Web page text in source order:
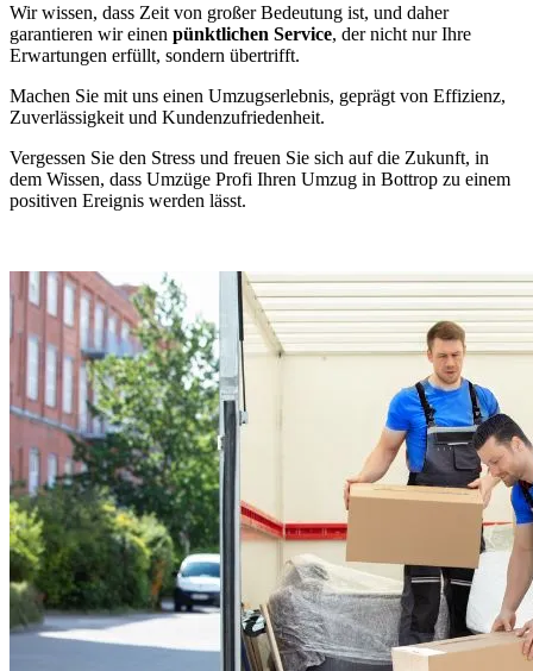
Wir wissen, dass Zeit von großer Bedeutung ist, und daher
garantieren wir einen pünktlichen Service, der nicht nur Ihre
Erwartungen erfüllt, sondern übertrifft.
Machen Sie mit uns einen Umzugserlebnis, geprägt von Effizienz,
Zuverlässigkeit und Kundenzufriedenheit.
Vergessen Sie den Stress und freuen Sie sich auf die Zukunft, in
dem Wissen, dass Umzüge Profi Ihren Umzug in Bottrop zu einem
positiven Ereignis werden lässt.